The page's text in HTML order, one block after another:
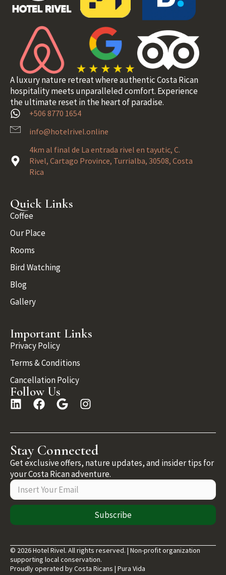
A luxury nature retreat where authentic Costa Rican
hospitality meets unparalleled comfort. Experience
the ultimate reset in the heart of paradise.
+506 8770 1654
info@hotelrivel.online
4km al final de La entrada rivel en tayutic, C.
Rivel, Cartago Province, Turrialba, 30508, Costa
Rica
Quick Links
Coffee
Our Place
Rooms
Bird Watching
Blog
Gallery
Important Links
Privacy Policy
Terms & Conditions
Cancellation Policy
Follow Us
Stay Connected
Get exclusive offers, nature updates, and insider tips for
your Costa Rican adventure.
Subscribe
© 2026 Hotel Rivel. All rights reserved. | Non-profit organization
supporting local conservation.
Proudly operated by Costa Ricans | Pura Vida